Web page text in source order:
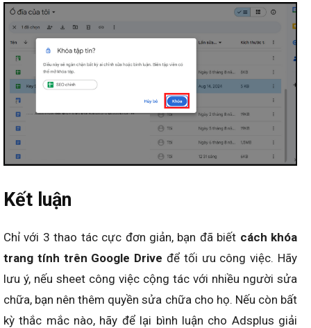
Kết luận
Chỉ với 3 thao tác cực đơn giản, bạn đã biết cách khóa
trang tính trên Google Drive để tối ưu công việc. Hãy
lưu ý, nếu sheet công việc cộng tác với nhiều người sửa
chữa, bạn nên thêm quyền sửa chữa cho họ. Nếu còn bất
kỳ thắc mắc nào, hãy để lại bình luận cho Adsplus giải